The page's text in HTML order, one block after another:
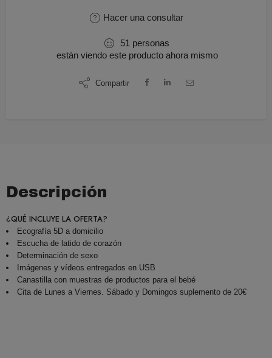
Hacer una consultar
51 personas
están viendo este producto ahora mismo
Compartir
Descripción
¿QUÉ INCLUYE LA OFERTA?
Ecografía 5D a domicilio
Escucha de latido de corazón
Determinación de sexo
Imágenes y vídeos entregados en USB
Canastilla con muestras de productos para el bebé
Cita de Lunes a Viernes. Sábado y Domingos suplemento de 20€